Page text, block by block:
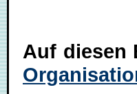
Auf diesen